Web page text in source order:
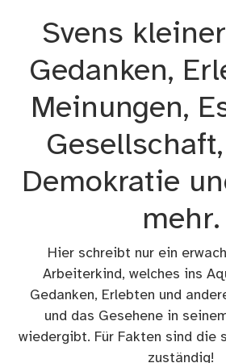
Svens
Gedanken,
Meinungen,
Demokratie
mehr.
Hier schreibt nur ein
Arbeiterkind, welches ins
Gedanken, Erlebten und
und das Gesehene in
wiedergibt. Für Fakten sind die
zuständig!